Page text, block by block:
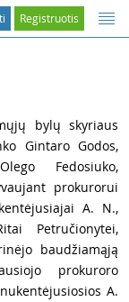
Registruotis
bylų skyriaus
Gintaro Godos,
Fedosiuko,
prokurorui
A. N.,
Petručionytei,
baudžiamąją
prokuroro
A.